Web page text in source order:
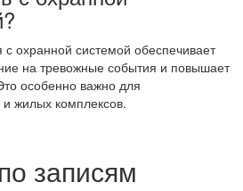
охранной системой обеспечивает
на тревожные события и повышает
особенно важно для
жилых комплексов.
записям